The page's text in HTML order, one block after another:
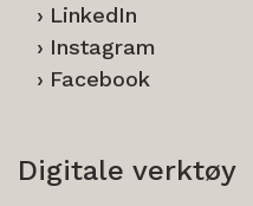
LinkedIn
Instagram
Facebook
Digitale verktøy